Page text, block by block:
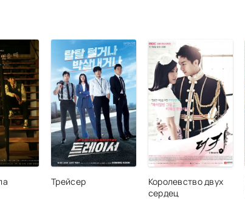
Трейсер
Королевство двух
сердец